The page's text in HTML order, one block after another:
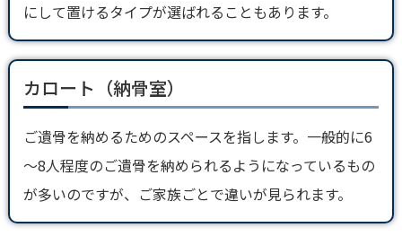
にして置けるタイプが選ばれることもあります。
カロート（納骨室）
ご遺骨を納めるためのスペースを指します。一般的に6
～8人程度のご遺骨を納められるようになっているもの
が多いのですが、ご家族ごとで違いが見られます。